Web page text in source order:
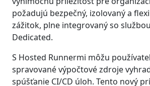
požadujú bezpečný, izolovaný a
zážitok, plne integrovaný so
Dedicated.
S Hosted Runnermi môžu
spravované výpočtové zdroje
spúšťanie CI/CD úloh. Tento nový